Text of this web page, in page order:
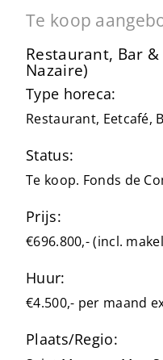
Te koop
Restaurant, Bar
Nazaire)
Type horeca:
Restaurant, Eetcafé,
Status:
Te koop. Fonds de
Prijs:
€696.800,- (incl.
Huur:
€4.500,- per maand
Plaats/Regio: